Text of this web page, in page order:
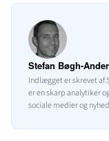
Stefan Bøgh-
Indlægget er skrevet af
er en skarp analytiker
sociale medier og